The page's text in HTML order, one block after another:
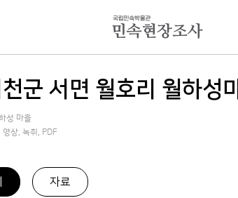
군 서면 월호리 월하성
성 마을
상, 녹취, PDF
자료